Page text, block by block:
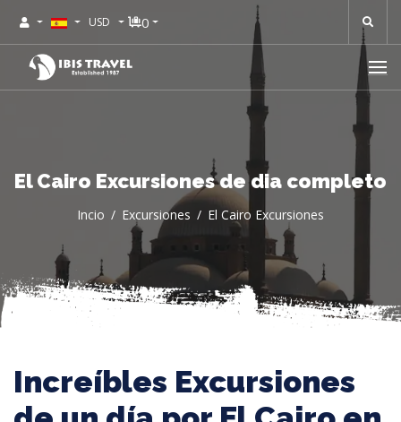
USD 0
El Cairo Excursiones de dia completo
Incio Excursiones El Cairo Excursiones
Increíbles Excursiones